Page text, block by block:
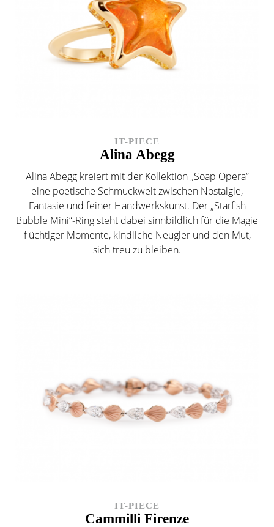
IT-PIECE
Alina Abegg
Alina Abegg kreiert mit der Kollektion „Soap Opera“
eine poetische Schmuckwelt zwischen Nostalgie,
Fantasie und feiner Handwerkskunst. Der „Starfish
Bubble Mini“-Ring steht dabei sinnbildlich für die Magie
flüchtiger Momente, kindliche Neugier und den Mut,
sich treu zu bleiben.
IT-PIECE
Cammilli Firenze